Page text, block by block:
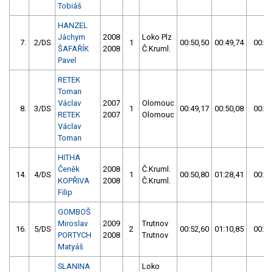
Tobiáš
7. 2/DS
HANZEL
Jáchym
ŠAFAŘÍK
Pavel
2008
2008
1
Loko Plz
Č.Kruml.
00:50,50 00:49,74
8. 3/DS
RETEK
Toman
Václav
RETEK
Václav
Toman
2007
2007
1
Olomouc
Olomouc
00:49,17 00:50,08
14. 4/DS
HITHA
Čeněk
KOPŘIVA
Filip
2008
2008
1
Č.Kruml.
Č.Kruml.
00:50,80 01:28,41
16. 5/DS
GOMBOŠ
Miroslav
PORTYCH
Matyáš
2009
2008
2
Trutnov
Trutnov
00:52,60 01:10,85
SLANINA
Loko